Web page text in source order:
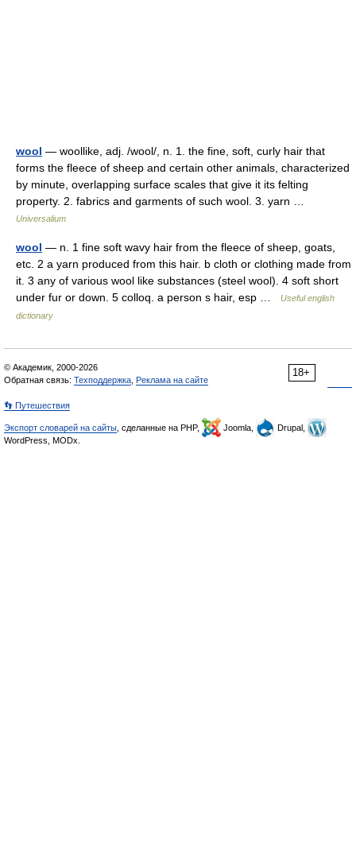
wool — woollike, adj. /wool/, n. 1. the fine, soft, curly hair that
forms the fleece of sheep and certain other animals, characterized
by minute, overlapping surface scales that give it its felting
property. 2. fabrics and garments of such wool. 3. yarn …
Universalium
wool — n. 1 fine soft wavy hair from the fleece of sheep, goats,
etc. 2 a yarn produced from this hair. b cloth or clothing made from
it. 3 any of various wool like substances (steel wool). 4 soft short
under fur or down. 5 colloq. a person s hair, esp …
Useful english
dictionary
18+
© Академик, 2000-2026
Обратная связь: Техподдержка Реклама на сайте
👣 Путешествия
Экспорт словарей на сайты , сделанные на PHP, Joomla,
Drupal,
WordPress, MODx.